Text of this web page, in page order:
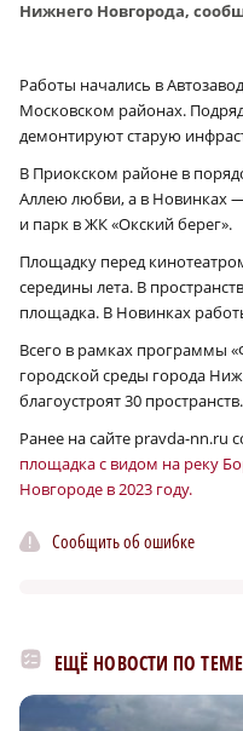
Нижнего Новгорода,
Работы начались в
Московском районах.
демонтируют старую
В Приокском районе в
Аллею любви, а в Новинках
и парк в ЖК «Окский берег».
Площадку перед
середины лета. В
площадка. В Новинках
Всего в рамках программы
городской среды города
благоустроят 30 пространств.
Ранее на сайте pravda-nn.ru
площадка с видом на реку
Новгороде в 2023 году.
Сообщить об ошибке
ЕЩЁ НОВОСТИ ПО ТЕМЕ